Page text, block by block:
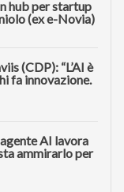
hub per startup
(ex e-Novia)
(CDP): “L’AI è
fa innovazione.
AI lavora
ammirarlo per